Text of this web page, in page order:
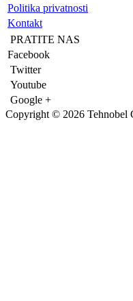
Politika privatnosti
Kontakt
PRATITE NAS
Facebook
Twitter
Youtube
Google +
Copyright © 2026 Tehnobel